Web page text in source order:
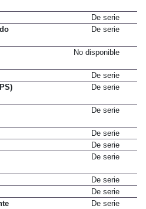
De serie
De serie
No disponible
De serie
De serie
De serie
De serie
De serie
De serie
De serie
De serie
De serie